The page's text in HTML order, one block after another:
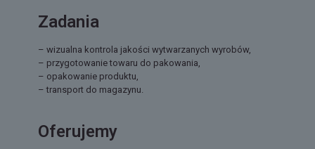
Zadania
– wizualna kontrola jakości wytwarzanych wyrobów,
– przygotowanie towaru do pakowania,
– opakowanie produktu,
– transport do magazynu.
Oferujemy